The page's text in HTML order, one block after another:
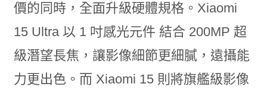
價的同時，全面升級硬體規格。Xiaomi
15 Ultra 以 1 吋感光元件 結合 200MP 超
級潛望長焦，讓影像細節更細膩，遠攝能
力更出色。而 Xiaomi 15 則將旗艦級影像